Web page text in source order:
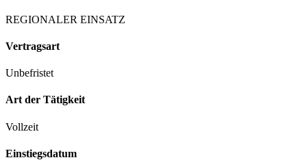
REGIONALER EINSATZ
Vertragsart
Unbefristet
Art der Tätigkeit
Vollzeit
Einstiegsdatum